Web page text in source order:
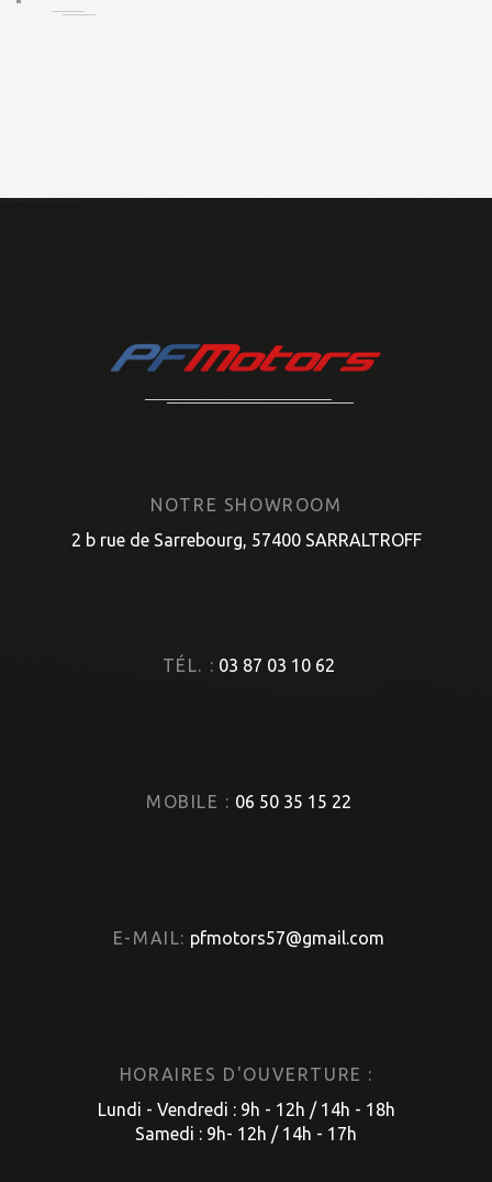
NOTRE SHOWROOM
2 b rue de Sarrebourg, 57400 SARRALTROFF
TÉL. : 03 87 03 10 62
MOBILE : 06 50 35 15 22
E-MAIL: pfmotors57@gmail.com
HORAIRES D'OUVERTURE :
Lundi - Vendredi : 9h - 12h / 14h - 18h
Samedi : 9h- 12h / 14h - 17h